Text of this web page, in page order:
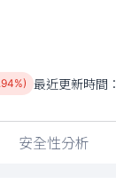
最近更新時間：
安全性分析